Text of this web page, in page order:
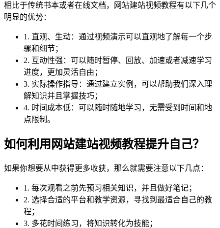
相比于传统书本或者在线文档，网站建站视频教程有以下几个
明显的优势：
1. 直观、生动：通过视频演示可以直观地了解每一个步
骤和细节；
2. 互动性强：可以随时暂停、回放、加速或者减速学习
进度，更加灵活自由；
3. 实际操作指导：通过建立实例，可以帮助我们深入理
解知识并且掌握技巧；
4. 时间成本低：可以随时随地学习，无需受到时间和地
点限制。
如何利用网站建站视频教程提升自己？
如果你想要从中获得更多收获，那么就需要注意以下几点：
1. 每次观看之前先预习相关知识，并且做好笔记；
2. 选择合适的平台和教学资源，寻找到最适合自己的教
程；
3. 多花时间练习，将知识转化为技能；